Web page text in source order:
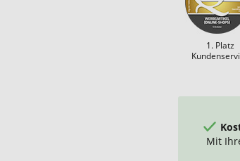
1. Platz
Mit